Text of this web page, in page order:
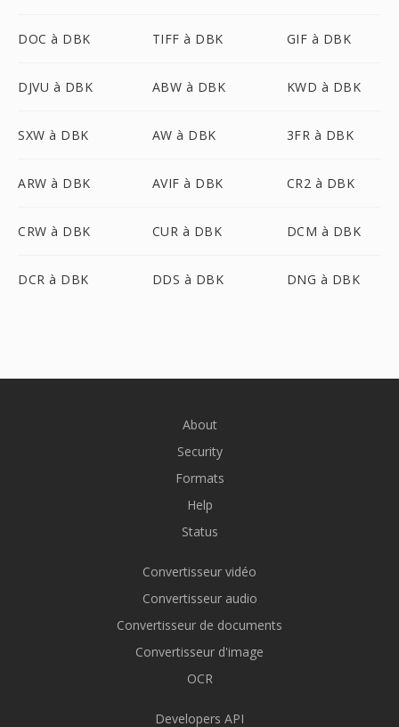
DOC à DBK TIFF à DBK GIF à DBK
DJVU à DBK ABW à DBK KWD à DBK
SXW à DBK AW à DBK 3FR à DBK
ARW à DBK AVIF à DBK CR2 à DBK
CRW à DBK CUR à DBK DCM à DBK
DCR à DBK DDS à DBK DNG à DBK
About
Security
Formats
Help
Status
Convertisseur vidéo
Convertisseur audio
Convertisseur de documents
Convertisseur d'image
OCR
Developers API